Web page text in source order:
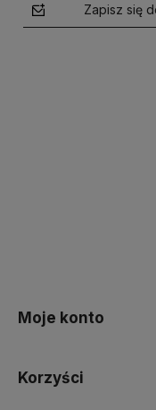
Zapisz się
Moje konto
Korzyści